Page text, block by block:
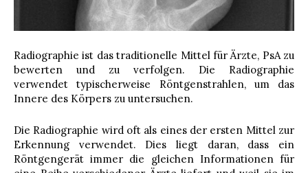
Radiographie ist das traditionelle Mittel für Ärzte, PsA zu
bewerten und zu verfolgen. Die Radiographie
verwendet typischerweise Röntgenstrahlen, um das
Innere des Körpers zu untersuchen.
Die Radiographie wird oft als eines der ersten Mittel zur
Erkennung verwendet. Dies liegt daran, dass ein
Röntgengerät immer die gleichen Informationen für